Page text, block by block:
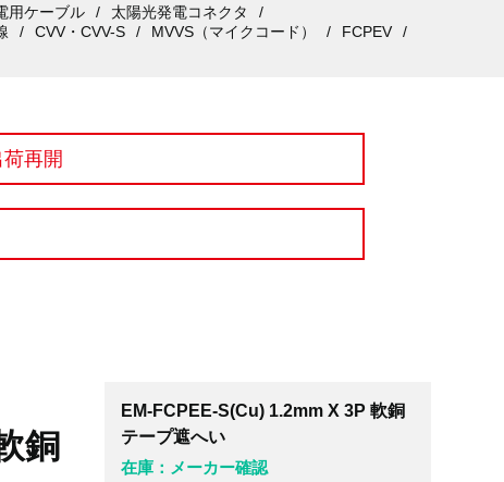
用ケーブル
太陽光発電コネクタ
CVV・CVV-S MVVS（マイクコード）
FCPEV
再開
銅
EM-FCPEE-S(Cu) 1.2mm X 3P 軟銅
テープ遮へい
在庫：メーカー確認